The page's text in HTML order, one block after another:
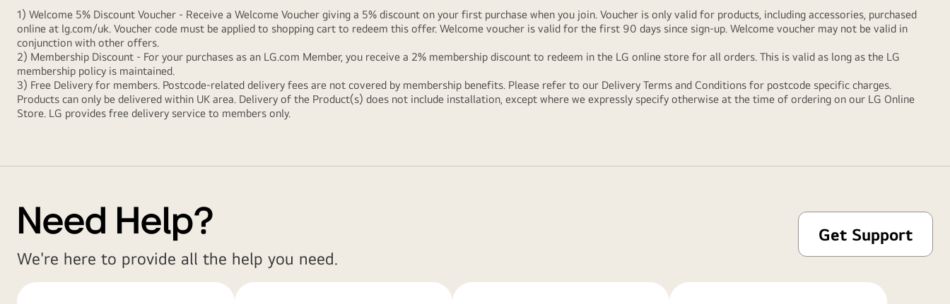
1) Welcome 5% Discount Voucher - Receive a Welcome Voucher giving a 5% discount on your first purchase when you join. Voucher is only valid for products, including accessories, purchased
online at lg.com/uk. Voucher code must be applied to shopping cart to redeem this offer. Welcome voucher is valid for the first 90 days since sign-up. Welcome voucher may not be valid in
conjunction with other offers.
2) Membership Discount - For your purchases as an LG.com Member, you receive a 2% membership discount to redeem in the LG online store for all orders. This is valid as long as the LG
membership policy is maintained.
3) Free Delivery for members. Postcode-related delivery fees are not covered by membership benefits. Please refer to our Delivery Terms and Conditions for postcode specific charges.
Products can only be delivered within UK area. Delivery of the Product(s) does not include installation, except where we expressly specify otherwise at the time of ordering on our LG Online
Store. LG provides free delivery service to members only.
Need Help?
We're here to provide all the help you need.
Get Support